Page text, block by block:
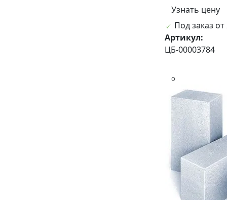
Узнать цену
Под заказ от
Артикул:
ЦБ-00003784